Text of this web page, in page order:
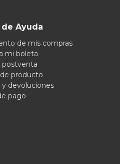
Ayuda
de mis compras
mi boleta
postventa
producto
y devoluciones
pago